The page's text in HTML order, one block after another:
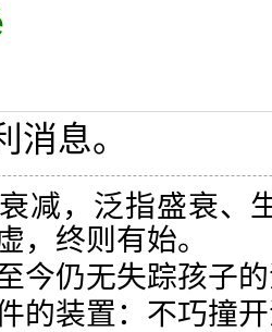
消息。
减，泛指盛衰、
，终则有始。
今仍无失踪孩子
的装置：不巧撞